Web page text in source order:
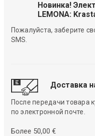
Новинка!
LEMONA:
Пожалуйста, заберите
SMS.
Доставка
После передачи товара
по электронной почте.
Более 50,00 €